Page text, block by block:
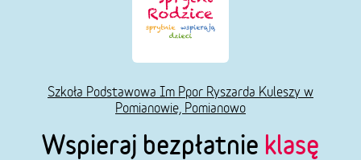
Szkoła Podstawowa Im Ppor Ryszarda Kuleszy w
Pomianowie, Pomianowo
Wspieraj bezpłatnie klasę